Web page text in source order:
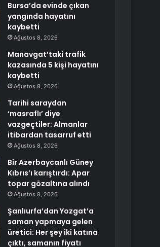
Bursa’da evinde çıkan
yangında hayatını
kaybetti
Ağustos 8, 2026
Manavgat’taki trafik
kazasında 5 kişi hayatını
kaybetti
Ağustos 8, 2026
Tarihi saraydan
‘masraflı’ diye
vazgeçtiler: Almanlar
itibardan tasarruf etti
Ağustos 8, 2026
Bir Azerbaycanlı Güney
Kıbrıs’ı karıştırdı: Apar
topar gözaltına alındı
Ağustos 8, 2026
Şanlıurfa’dan Yozgat’a
saman yapmaya gelen
üretici: Her şey iki katına
çıktı, samanın fiyatı